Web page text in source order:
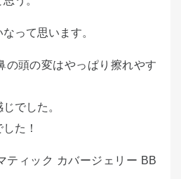
って思います。
の頭の変はやっぱり擦れやす
でした。
た！
ィック カバージェリー BB